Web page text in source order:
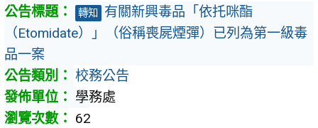
轉知
有關新興毒品「依托咪酯
（Etomidate）」（俗稱喪屍煙彈）已列為第一級毒
品一案
校務公告
學務處
62